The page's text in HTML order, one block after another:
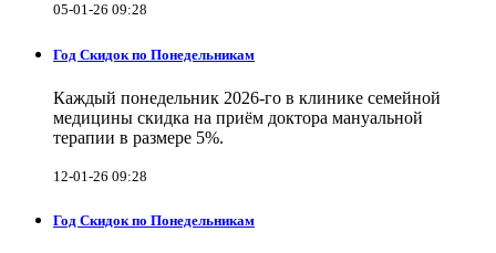
05-01-26 09:28
Год Скидок по Понедельникам
Каждый понедельник 2026-го в клинике семейной
медицины скидка на приём доктора мануальной
терапии в размере 5%.
12-01-26 09:28
Год Скидок по Понедельникам